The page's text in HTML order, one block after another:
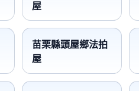
屋
苗栗縣頭屋鄉法拍
屋